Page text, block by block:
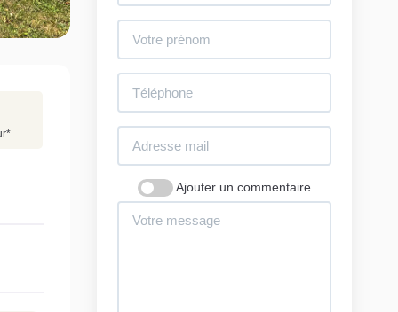
mon bien maintenant
*
Ajouter un commentaire